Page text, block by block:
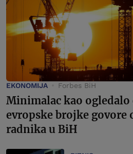
EKONOMIJA Forbes BiH
Minimalac kao
evropske brojke govore
radnika u BiH